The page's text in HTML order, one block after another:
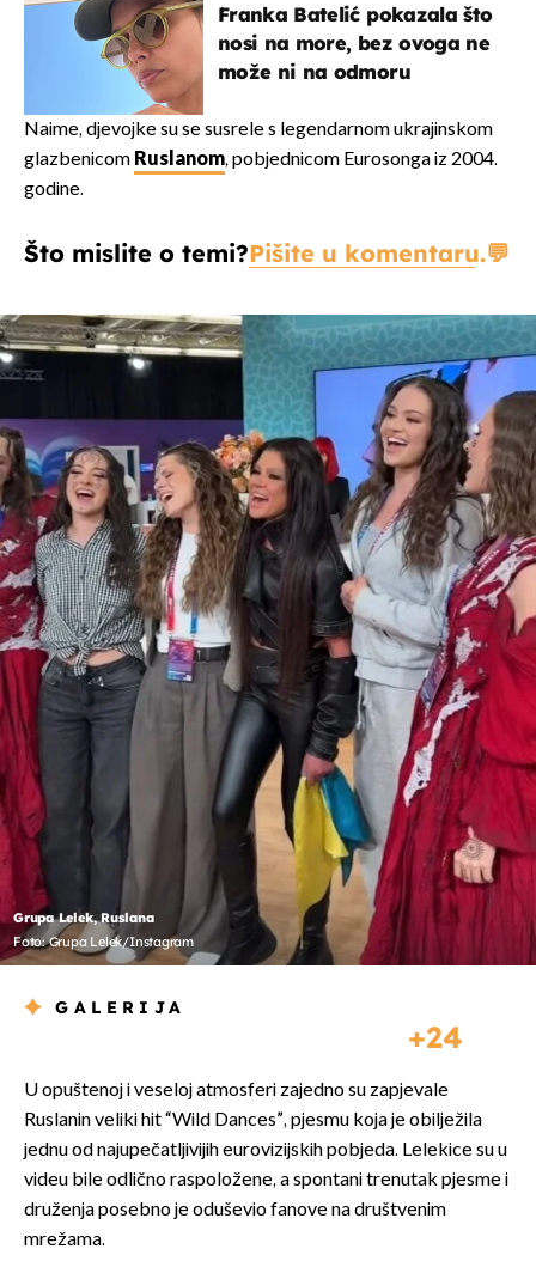
Franka Batelić pokazala što
nosi na more, bez ovoga ne
može ni na odmoru
Naime, djevojke su se susrele s legendarnom ukrajinskom
glazbenicom Ruslanom, pobjednicom Eurosonga iz 2004.
godine.
Što mislite o temi?Pišite u komentaru.
Grupa Lelek, Ruslana
Foto: Grupa Lelek/Instagram
GALERIJA
24
U opuštenoj i veseloj atmosferi zajedno su zapjevale
Ruslanin veliki hit “Wild Dances”, pjesmu koja je obilježila
jednu od najupečatljivijih eurovizijskih pobjeda. Lelekice su u
videu bile odlično raspoložene, a spontani trenutak pjesme i
druženja posebno je oduševio fanove na društvenim
mrežama.